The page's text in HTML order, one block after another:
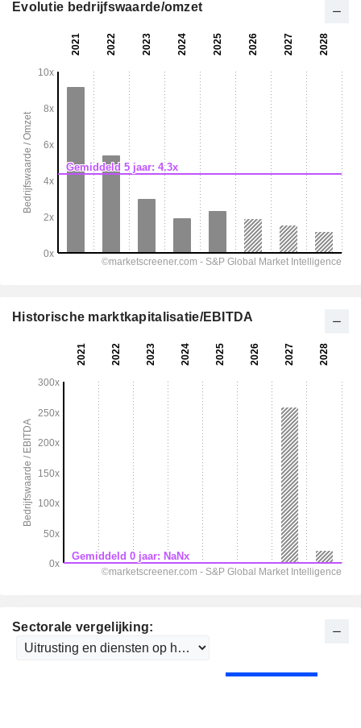
Sectorale vergelijking:
Evolutie bedrijfswaarde/omzet
Historische marktkapitalisatie/EBITDA